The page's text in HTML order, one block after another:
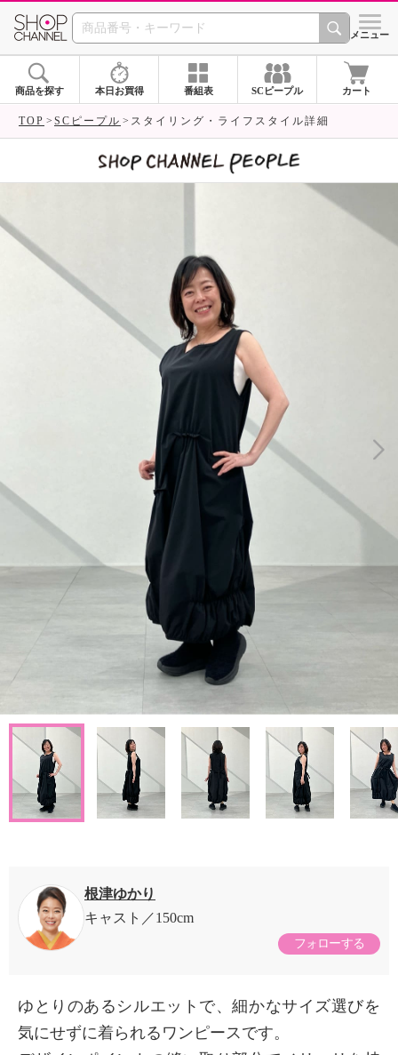
SHOP CHANNEL シメニュー
商品を探す 本日お買得 番組表 SCピープル カート
TOP SCピープル スタイリング・ライフスタイル詳細
根津ゆかり
キャスト
150cm
フォローする
ゆとりのあるシルエットで、細かなサイズ選びを
気にせずに着られるワンピースです。